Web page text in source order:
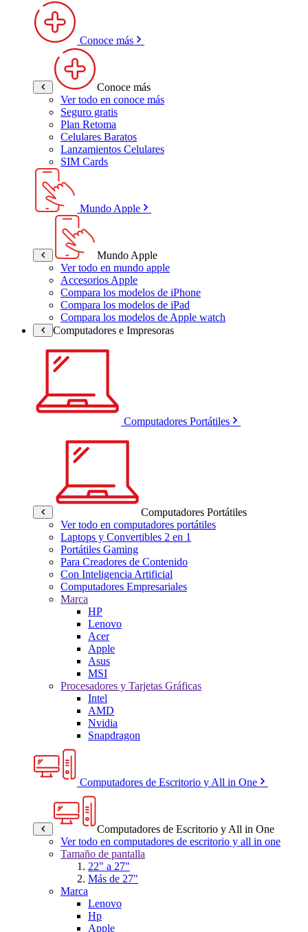
Conoce más
Conoce más
Ver todo en conoce más
Seguro gratis
Plan Retoma
Celulares Baratos
Lanzamientos Celulares
SIM Cards
Mundo Apple
Mundo Apple
Ver todo en mundo apple
Accesorios Apple
Compara los modelos de iPhone
Compara los modelos de iPad
Compara los modelos de Apple watch
Computadores e Impresoras
Computadores Portátiles
Computadores Portátiles
Ver todo en computadores portátiles
Laptops y Convertibles 2 en 1
Portátiles Gaming
Para Creadores de Contenido
Con Inteligencia Artificial
Computadores Empresariales
Marca
HP
Lenovo
Acer
Apple
Asus
MSI
Procesadores y Tarjetas Gráficas
Intel
AMD
Nvidia
Snapdragon
Computadores de Escritorio y All in One
Computadores de Escritorio y All in One
Ver todo en computadores de escritorio y all in one
Tamaño de pantalla
22" a 27"
Más de 27"
Marca
Lenovo
Hp
Apple